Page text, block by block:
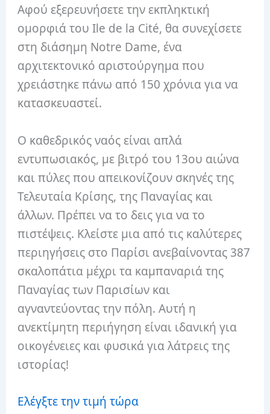
Αφού εξερευνήσετε την εκπληκτική
ομορφιά του Ile de la Cité, θα συνεχίσετε
στη διάσημη Notre Dame, ένα
αρχιτεκτονικό αριστούργημα που
χρειάστηκε πάνω από 150 χρόνια για να
κατασκευαστεί.
Ο καθεδρικός ναός είναι απλά
εντυπωσιακός, με βιτρό του 13ου αιώνα
και πύλες που απεικονίζουν σκηνές της
Τελευταία Κρίσης, της Παναγίας και
άλλων. Πρέπει να το δεις για να το
πιστέψεις. Κλείστε μια από τις καλύτερες
περιηγήσεις στο Παρίσι ανεβαίνοντας 387
σκαλοπάτια μέχρι τα καμπαναριά της
Παναγίας των Παρισίων και
αγναντεύοντας την πόλη. Αυτή η
ανεκτίμητη περιήγηση είναι ιδανική για
οικογένειες και φυσικά για λάτρεις της
ιστορίας!
Ελέγξτε την τιμή τώρα